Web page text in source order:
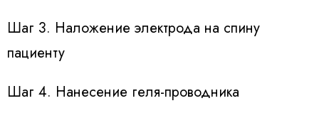
Шаг 3. Наложение электрода на спину
пациенту
Шаг 4. Нанесение геля-проводника